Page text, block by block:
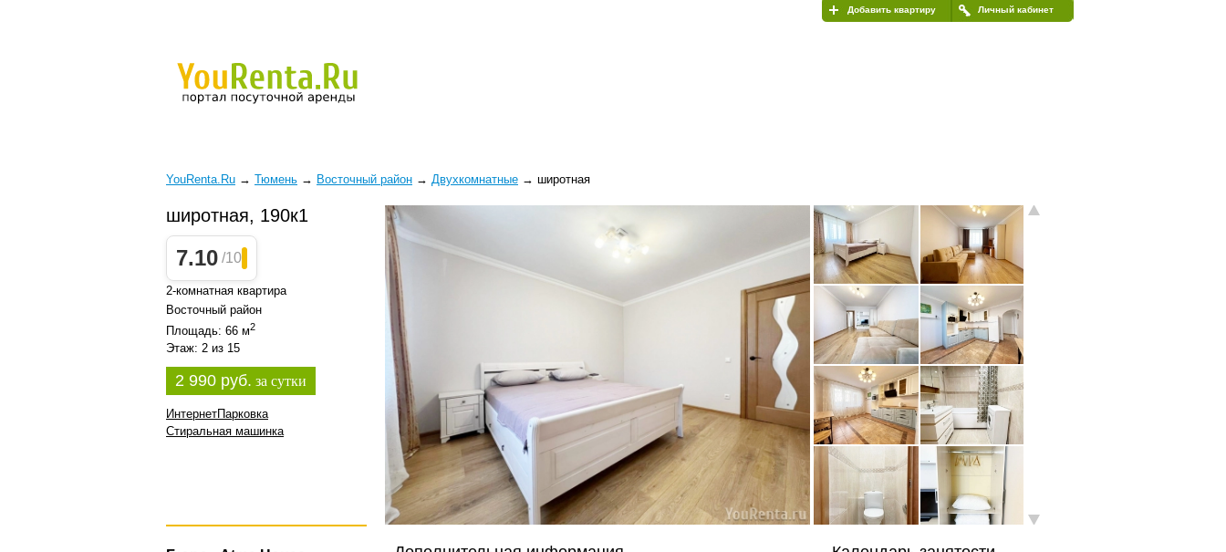
Личный кабинет
Добавить квартиру
YouRenta.Ru → Тюмень → Восточный район → Двухкомнатные → широтная
широтная, 190к1
7.10 /10
2-комнатная квартира
Восточный район
Площадь: 66 м2
Этаж: 2 из 15
2 990 руб. за сутки
ИнтернетПарковка
Стиральная машинка